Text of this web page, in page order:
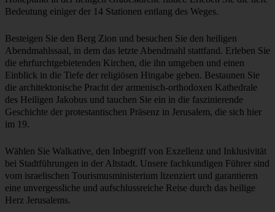
mit unseren unvergleichlichen Touren in Jerusalem. Erkunden Sie
die ikonischen Stätten und Kirchen in der Altstadt, die seine Reise
durch die heilige Stadt ehren.
Entdecken Sie die fesselnde Atmosphäre Jerusalems, dem
pulsierenden Kreuzungspunkt der drei abrahamitischen Religionen
und Treffpunkt aller christlichen Konfessionen. Tauchen Sie ein in
die reiche Geschichte und die Traditionen der katholischen und
und jenseits der alten Stadtmauern verstreut sind.
Begeben Sie sich auf eine Pilgerreise entlang der Via Dolorosa, dem
Leidensweg Jesu, die durch das muslimische Viertel führt und ihren
Höhepunkt in der heiligen Grabeskirche findet. Erleben Sie die tiefe